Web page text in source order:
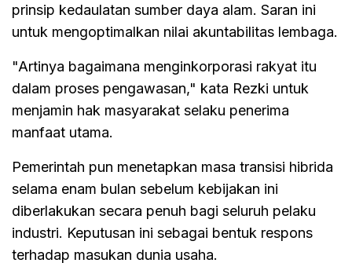
prinsip kedaulatan sumber daya alam. Saran ini
untuk mengoptimalkan nilai akuntabilitas lembaga.
"Artinya bagaimana menginkorporasi rakyat itu
dalam proses pengawasan," kata Rezki untuk
menjamin hak masyarakat selaku penerima
manfaat utama.
Pemerintah pun menetapkan masa transisi hibrida
selama enam bulan sebelum kebijakan ini
diberlakukan secara penuh bagi seluruh pelaku
industri. Keputusan ini sebagai bentuk respons
terhadap masukan dunia usaha.